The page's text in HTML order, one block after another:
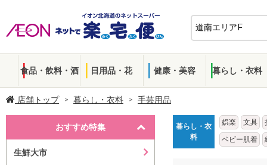
食品・飲料・酒 日用品・花 健康・美容 暮らし・衣料
店舗トップ 暮らし・衣料 手芸用品
おすすめ特集
生鮮大市
暮らし・衣
料
娯楽 文具
ベビー肌着